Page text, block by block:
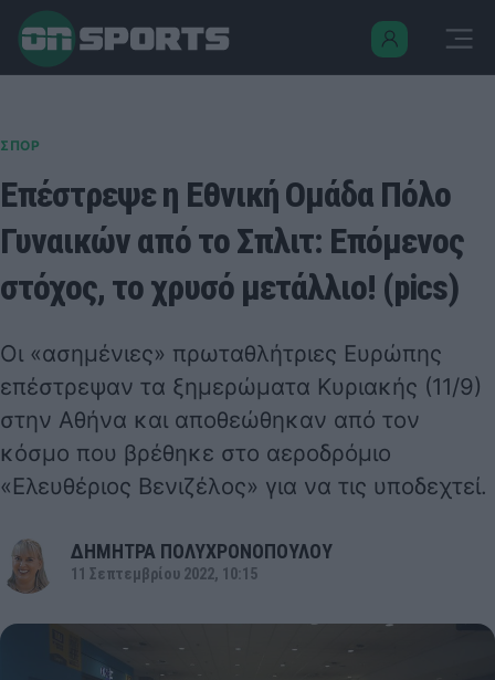
ΣΠΟΡ
Επέστρεψε η Εθνική Ομάδα Πόλο
Γυναικών από το Σπλιτ: Επόμενος
στόχος, το χρυσό μετάλλιο! (pics)
Οι «ασημένιες» πρωταθλήτριες Ευρώπης
επέστρεψαν τα ξημερώματα Κυριακής (11/9)
στην Αθήνα και αποθεώθηκαν από τον
κόσμο που βρέθηκε στο αεροδρόμιο
«Ελευθέριος Βενιζέλος» για να τις υποδεχτεί.
ΔΗΜΗΤΡΑ ΠΟΛΥΧΡΟΝΟΠΟΥΛΟΥ
11 Σεπτεμβρίου 2022, 10:15